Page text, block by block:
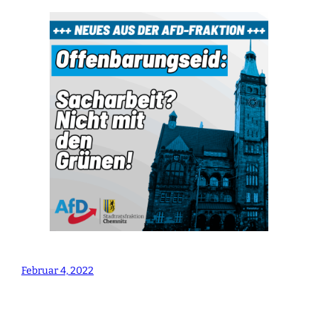
Februar 4, 2022